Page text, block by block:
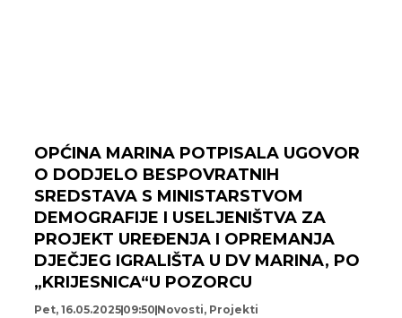
OPĆINA MARINA POTPISALA UGOVOR
O DODJELO BESPOVRATNIH
SREDSTAVA S MINISTARSTVOM
DEMOGRAFIJE I USELJENIŠTVA ZA
PROJEKT UREĐENJA I OPREMANJA
DJEČJEG IGRALIŠTA U DV MARINA, PO
„KRIJESNICA“U POZORCU
Pet, 16.05.2025 09:50 Novosti, Projekti